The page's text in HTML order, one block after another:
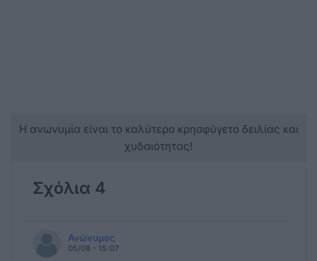
Η ανωνυμία είναι το καλύτερο κρησφύγετο δειλίας και
χυδαιότητας!
Σχόλια 4
Ανώνυμος
05/08 - 15:07